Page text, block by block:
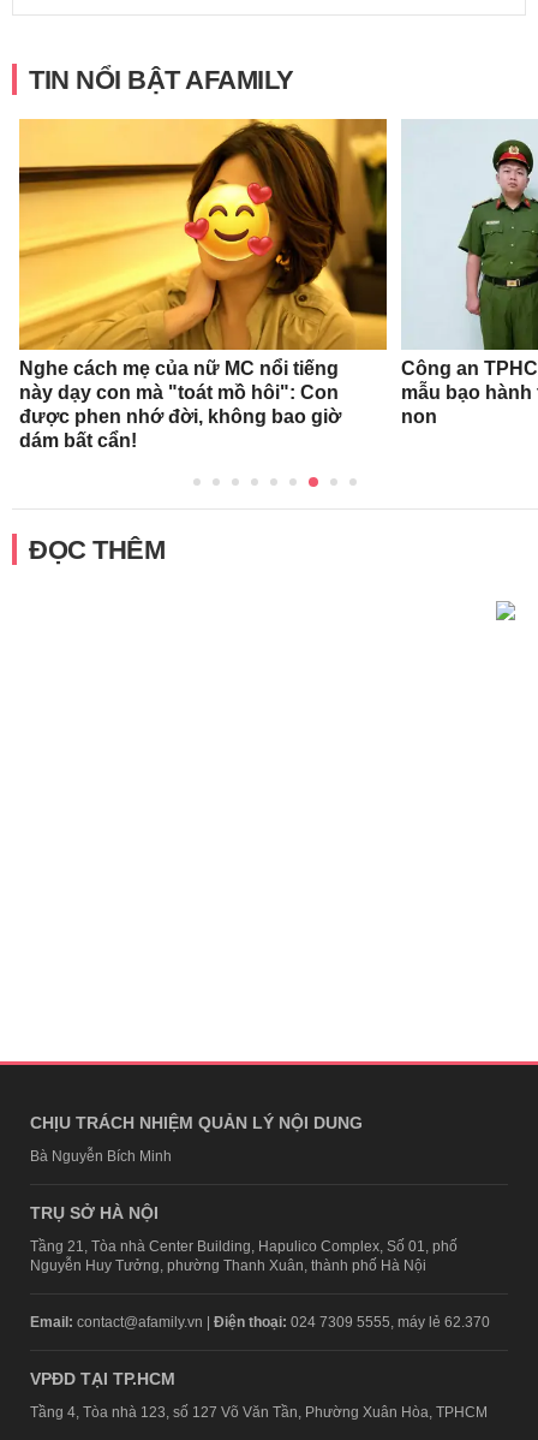
TIN NỔI BẬT AFAMILY
Nghe cách mẹ của nữ MC nổi tiếng
này dạy con mà "toát mồ hôi": Con
được phen nhớ đời, không bao giờ
dám bất cẩn!
Công an
mẫu bạo
non
ĐỌC THÊM
CHỊU TRÁCH NHIỆM QUẢN LÝ NỘI DUNG
Bà Nguyễn Bích Minh
TRỤ SỞ HÀ NỘI
Tầng 21, Tòa nhà Center Building, Hapulico Complex, Số 01, phố
Nguyễn Huy Tưởng, phường Thanh Xuân, thành phố Hà Nội
Email: contact@afamily.vn | Điện thoại: 024 7309 5555, máy lẻ 62.370
VPĐD TẠI TP.HCM
Tầng 4, Tòa nhà 123, số 127 Võ Văn Tần, Phường Xuân Hòa, TPHCM